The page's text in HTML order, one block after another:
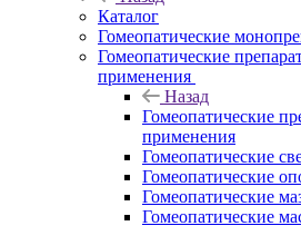
Каталог
Гомеопатические
Гомеопатические
применения
Назад
Гомеопатические
применения
Гомеопатические
Гомеопатические
Гомеопатические
Гомеопатические